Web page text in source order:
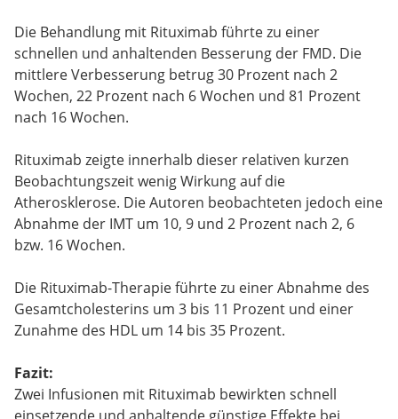
Die Behandlung mit Rituximab führte zu einer
schnellen und anhaltenden Besserung der FMD. Die
mittlere Verbesserung betrug 30 Prozent nach 2
Wochen, 22 Prozent nach 6 Wochen und 81 Prozent
nach 16 Wochen.
Rituximab zeigte innerhalb dieser relativen kurzen
Beobachtungszeit wenig Wirkung auf die
Atherosklerose. Die Autoren beobachteten jedoch eine
Abnahme der IMT um 10, 9 und 2 Prozent nach 2, 6
bzw. 16 Wochen.
Die Rituximab-Therapie führte zu einer Abnahme des
Gesamtcholesterins um 3 bis 11 Prozent und einer
Zunahme des HDL um 14 bis 35 Prozent.
Fazit:
Zwei Infusionen mit Rituximab bewirkten schnell